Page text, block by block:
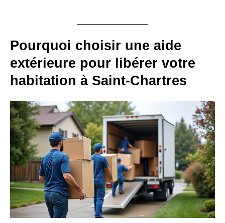
Pourquoi choisir une aide
extérieure pour libérer votre
habitation à Saint-Chartres